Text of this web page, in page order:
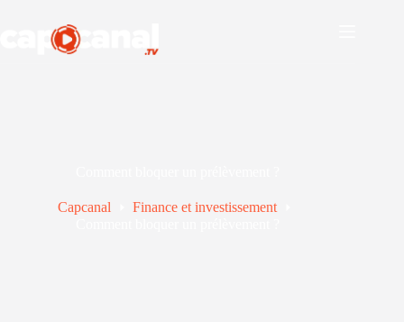
Capcanal
Finance et investissement